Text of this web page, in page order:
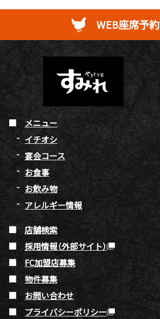
WEB座席予約
メニュー
イチオシ
宴会コース
お食事
お飲み物
アレルギー情報
店舗検索
採用情報（外部サイト）
FC加盟店募集
物件募集
お問い合わせ
プライバシーポリシー